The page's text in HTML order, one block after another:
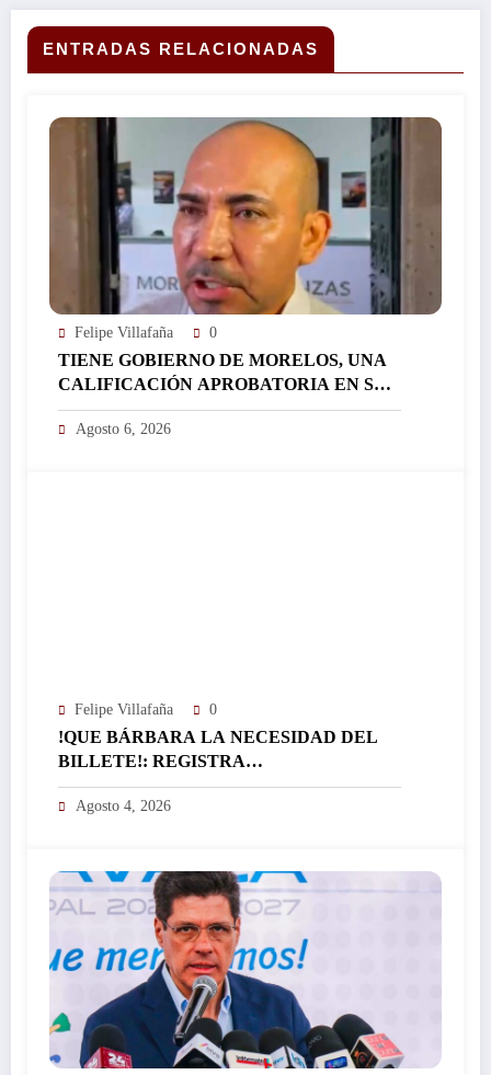
UNA SEGUNDA TERNA QUE PONGA FIN A
ENFERMIZAS Y CORRUPTAS AMBICIONES DE
PODER Y DINERO…
ENTRADAS RELACIONADAS
Felipe Villafaña 0
TIENE GOBIERNO DE MORELOS, UNA
CALIFICACIÓN APROBATORIA EN SUS
FINANZAS, AFIRMA EL RESPONSABLE
DEL ÁREA JORGE SALAZAR…
Agosto 6, 2026
Felipe Villafaña 0
!QUE BÁRBARA LA NECESIDAD DEL
BILLETE!: REGISTRA
EL ICTSGEM MÁS DE 400 CRÉDITOS EN
UN DÍA…
Agosto 4, 2026